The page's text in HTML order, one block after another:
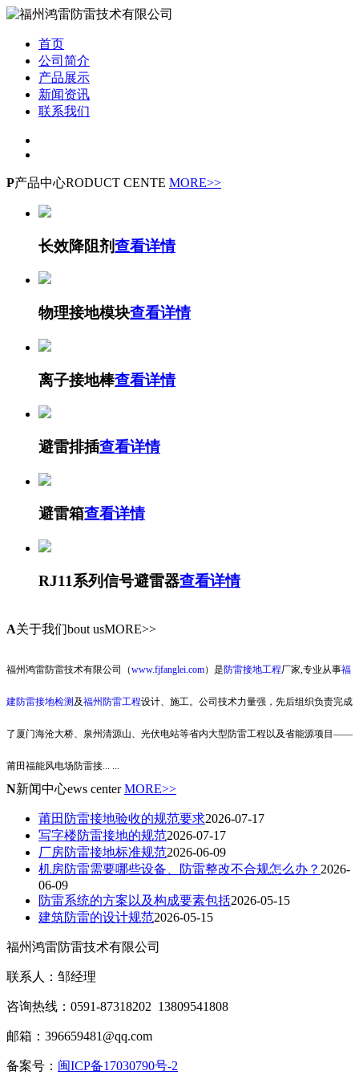
首页
公司简介
产品展示
新闻资讯
联系我们
P产品中心RODUCT CENTE MORE>>
长效降阻剂查看详情
物理接地模块查看详情
离子接地棒查看详情
避雷排插查看详情
避雷箱查看详情
RJ11系列信号避雷器查看详情
A关于我们bout usMORE>>
福州鸿雷防雷技术有限公司（www.fjfanglei.com）是防雷接地工程厂家,专业从事福
建防雷接地检测及福州防雷工程设计、施工。公司技术力量强，先后组织负责完成
了厦门海沧大桥、泉州清源山、光伏电站等省内大型防雷工程以及省能源项目——
莆田福能风电场防雷接
N新闻中心ews center MORE>>
莆田防雷接地验收的规范要求2026-07-17
写字楼防雷接地的规范2026-07-17
厂房防雷接地标准规范2026-06-09
机房防雷需要哪些设备、防雷整改不合规怎么办？ 2026-
06-09
防雷系统的方案以及构成要素包括2026-05-15
建筑防雷的设计规范2026-05-15
福州鸿雷防雷技术有限公司
联系人：邹经理
咨询热线：0591-87318202 13809541808
邮箱：396659481@qq.com
备案号： 闽ICP备17030790号-2